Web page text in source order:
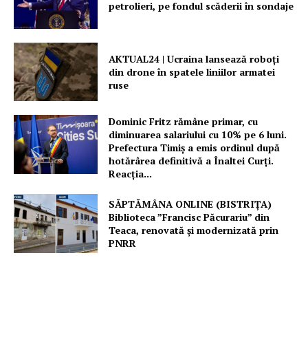
petrolieri, pe fondul scăderii în sondaje
AKTUAL24 | Ucraina lansează roboți
din drone în spatele liniilor armatei
ruse
Dominic Fritz rămâne primar, cu
diminuarea salariului cu 10% pe 6 luni.
Prefectura Timiș a emis ordinul după
hotărârea definitivă a Înaltei Curți.
Reacția...
SĂPTĂMÂNA ONLINE (BISTRIȚA)
Biblioteca ”Francisc Păcurariu” din
Teaca, renovată și modernizată prin
PNRR